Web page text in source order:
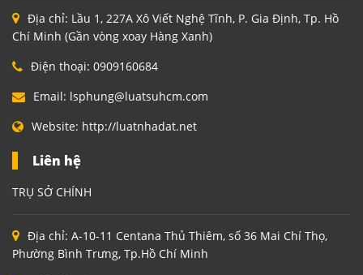
Địa chỉ: Lầu 1, 227A Xô Viết Nghệ Tĩnh, P. Gia Định, Tp. Hồ
Chí Minh (Gần vòng xoay Hàng Xanh)
Điện thoại: 0909160684
Email: lsphung@luatsuhcm.com
Website: http://luatnhadat.net
Liên hệ
TRỤ SỞ CHÍNH
Địa chỉ: A-10-11 Centana Thủ Thiêm, số 36 Mai Chí Thọ,
Phường Bình Trưng, Tp.Hồ Chí Minh